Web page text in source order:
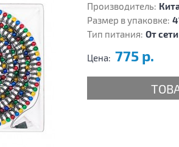
Производитель:
Размер в упаковке:
Тип питания: От сети
Цена: 775 р.